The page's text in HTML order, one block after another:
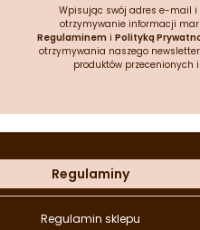
Wpisując swój adres e-mail i
otrzymywanie informacji
Regulaminem i Polityką
otrzymywania naszego
produktów przecenionych
Regulaminy
Regulamin sklepu